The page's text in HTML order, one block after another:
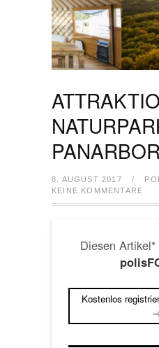
8. AUGUST 2017 /
KEINE KOMMENTARE
Diesen
Kostenlos